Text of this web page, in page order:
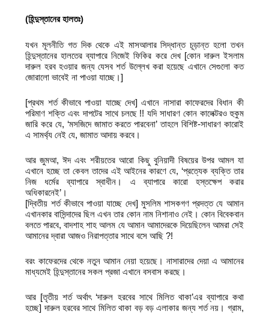
(হিন্দুস্তানের হালতঃ)
যখন মূলনীতি গত দিক থেকে এই মাসআলার সিদ্ধান্ত চূড়ান্ত হলো তখন
হিন্দুস্তানের হালতের ব্যাপারে নিজেই ফিকির করে দেখ [কোন দারুল ইসলাম
দারুল হরব হওয়ার জন্য যেসব শর্ত উল্লেখ করা হয়েছে এখানে সেগুলো কত
জোরালো ভাবেই না পাওয়া যাচ্ছে।]
[প্রথম শর্ত কীভাবে পাওয়া যাচ্ছে দেখ] এখানে নাসারা কাফেরদের বিধান কী
পরিমাণ শক্তি এবং দাপটের সাথে চলছে !! যদি সাধারণ কোন কালেক্টরও হুকুম
জারি করে যে, ‘মসজিদে জামাত করতে পারবেনা’ তাহলে বিশিষ্ট-সাধারণ কারোই
এ সামর্থ্য নেই যে, জামাত আদায় করবে।
আর জুমআ, ঈদ এবং শরীয়তের আরো কিছু বুনিয়াদী বিষয়ের উপর আমল যা
এখানে হচ্ছে তা কেবল তাদের এই আইনের কারণে যে, ‘প্রত্যেক ব্যক্তি তার
নিজ ধর্মের ব্যাপারে স্বাধীন। এ ব্যাপারে কারো হস্তক্ষেপ করার
অধিকারনেই’।
[দ্বিতীয় শর্ত কীভাবে পাওয়া যাচ্ছে দেখ] মুসলিম শাসকগণ প্রদত্ত যে আমান
এখানকার বাসিন্দাদের ছিল এখন তার কোন নাম নিশানাও নেই। কোন বিবেকবান
বলতে পারবে, বাদশাহ শাহ আলম যে আমান আমাদেরকে দিয়েছিলেন আমরা সেই
আমানের দ্বারা আজও নিরাপত্তার সাথে বসে আছি ?!
বরং কাফেরদের থেকে নতুন আমান নেয়া হয়েছে। নাসারাদের দেয়া এ আমানের
মাধ্যমেই হিন্দুস্তানের সকল প্রজা এখানে বসবাস করছে।
আর [তৃতীয় শর্ত অর্থাৎ ‘দারুল হরবের সাথে মিলিত থাকা’এর ব্যাপারে কথা
হচ্ছে] দারুল হরবের সাথে মিলিত থাকা বড় বড় এলাকার জন্য শর্ত নয়। গ্রাম,